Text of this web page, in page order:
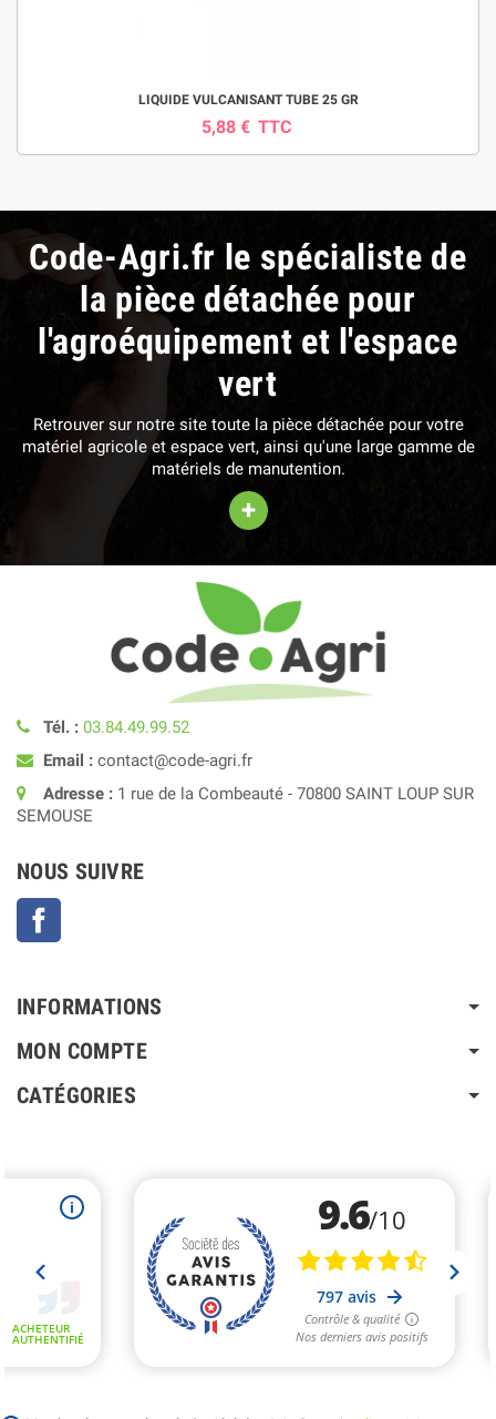
LIQUIDE VULCANISANT TUBE 25 GR
5,88 € TTC
Code-Agri.fr le spécialiste de
la pièce détachée pour
l'agroéquipement et l'espace
vert
Retrouver sur notre site toute la pièce détachée pour votre
matériel agricole et espace vert, ainsi qu'une large gamme de
matériels de manutention.
+
Tél. : 03.84.49.99.52
Email : contact@code-agri.fr
Adresse : 1 rue de la Combeauté - 70800 SAINT LOUP SUR
SEMOUSE
NOUS SUIVRE
INFORMATIONS
MON COMPTE
CATÉGORIES